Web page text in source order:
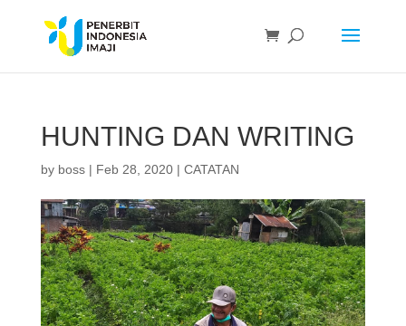
HUNTING DAN WRITING
by boss| Feb 28, 2020| CATATAN